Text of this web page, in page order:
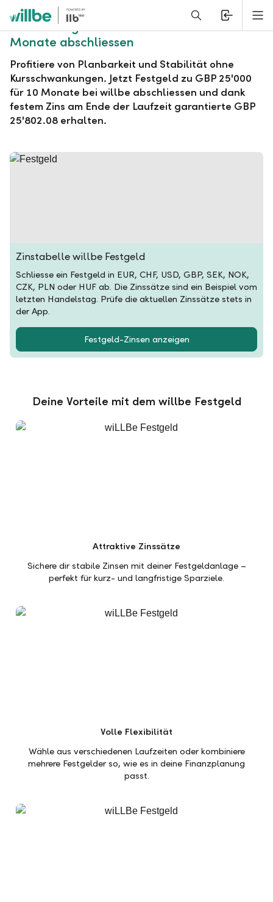
Alerts.Headline
willbe Festgeld zu GBP 25'000 für 10
Monate abschliessen
Profitiere von Planbarkeit und Stabilität ohne
Kursschwankungen. Jetzt Festgeld zu GBP 25'000
für 10 Monate bei willbe abschliessen und dank
festem Zins am Ende der Laufzeit garantierte GBP
25'802.08 erhalten.
Zinstabelle willbe Festgeld
Schliesse ein Festgeld in EUR, CHF, USD, GBP, SEK, NOK,
CZK, PLN oder HUF ab. Die Zinssätze sind ein Beispiel vom
letzten Handelstag. Prüfe die aktuellen Zinssätze stets in
der App.
Festgeld-Zinsen anzeigen
Deine Vorteile mit dem willbe Festgeld
Attraktive Zinssätze
Sichere dir stabile Zinsen mit deiner Festgeldanlage –
perfekt für kurz- und langfristige Sparziele.
Volle Flexibilität
Wähle aus verschiedenen Laufzeiten oder kombiniere
mehrere Festgelder so, wie es in deine Finanzplanung
passt.